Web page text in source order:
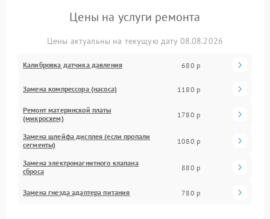
Цены на услуги ремонта
Цены актуальны на текущую дату 08.08.2026
Калибровка датчика давления 680 р
Замена компрессора (насоса) 1180 р
Ремонт материнской платы
(микросхем)
1780 р
Замена шлейфа дисплея (если пропали
сегменты)
1080 р
Замена электромагнитного клапана
сброса
880 р
Замена гнезда адаптера питания 780 р